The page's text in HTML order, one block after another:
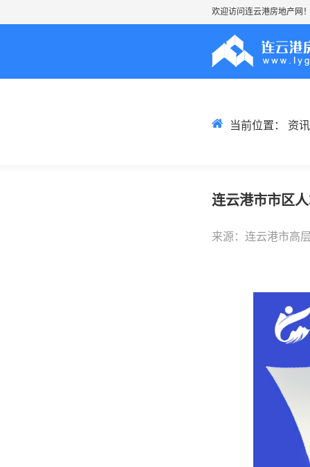
欢迎访问连云港房地产网
当前位置： 资讯
连云港市市区
来源：连云港市高